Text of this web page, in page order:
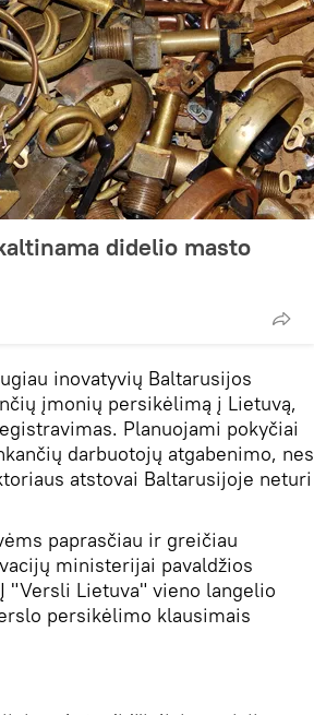
didelio masto
inovatyvių Baltarusijos
įmonių persikėlimą į Lietuvą,
Planuojami pokyčiai
darbuotojų atgabenimo, nes
atstovai Baltarusijoje neturi
paprasčiau ir greičiau
ministerijai pavaldžios
"Versli Lietuva" vieno langelio
persikėlimo klausimais